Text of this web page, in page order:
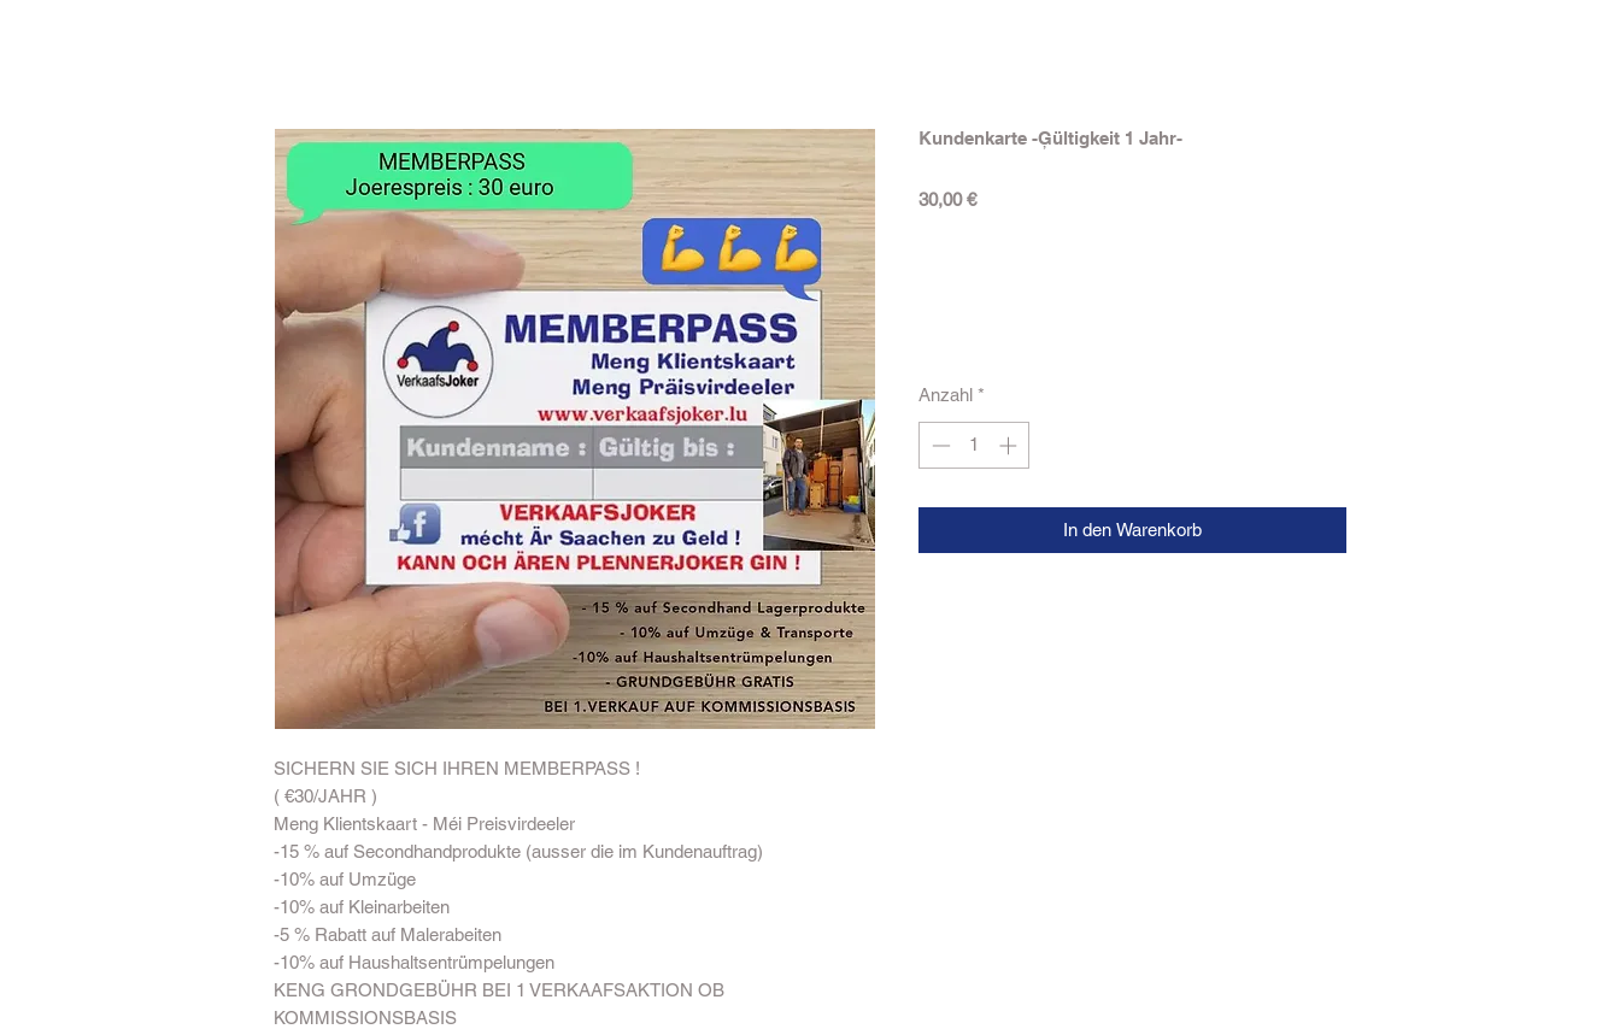
SICHERN SIE SICH IHREN MEMBERPASS !
( €30/JAHR )
Meng Klientskaart - Méi Preisvirdeeler
-15 % auf Secondhandprodukte (ausser die im Kundenauftrag)
-10% auf Umzüge
-10% auf Kleinarbeiten
-5 % Rabatt auf Malerabeiten
-10% auf Haushaltsentrümpelungen
KENG GRONDGEBÜHR BEI 1 VERKAAFSAKTION OB
KOMMISSIONSBASIS
Kundenkarte -Ģültigkeit 1 Jahr-
30,00 €Preis
Anzahl *
In den Warenkorb